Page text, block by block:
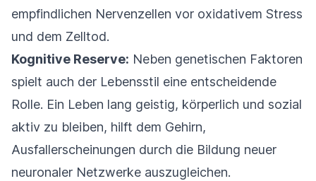
empfindlichen Nervenzellen vor oxidativem Stress
und dem Zelltod.
Kognitive Reserve: Neben genetischen Faktoren
spielt auch der Lebensstil eine entscheidende
Rolle. Ein Leben lang geistig, körperlich und sozial
aktiv zu bleiben, hilft dem Gehirn,
Ausfallerscheinungen durch die Bildung neuer
neuronaler Netzwerke auszugleichen.